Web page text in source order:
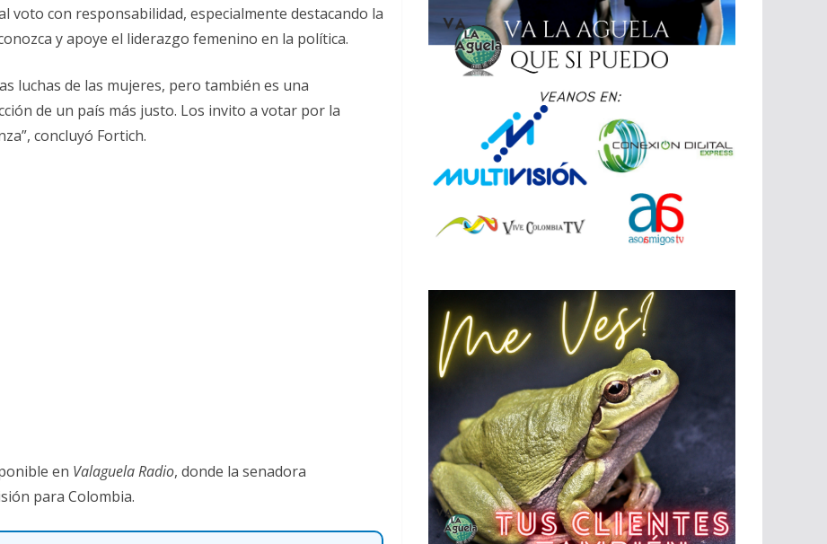
voto con responsabilidad, especialmente destacando la
y apoye el liderazgo femenino en la política.
luchas de las mujeres, pero también es una
de un país más justo. Los invito a votar por la
concluyó Fortich.
en Valaguela Radio, donde la senadora
para Colombia.